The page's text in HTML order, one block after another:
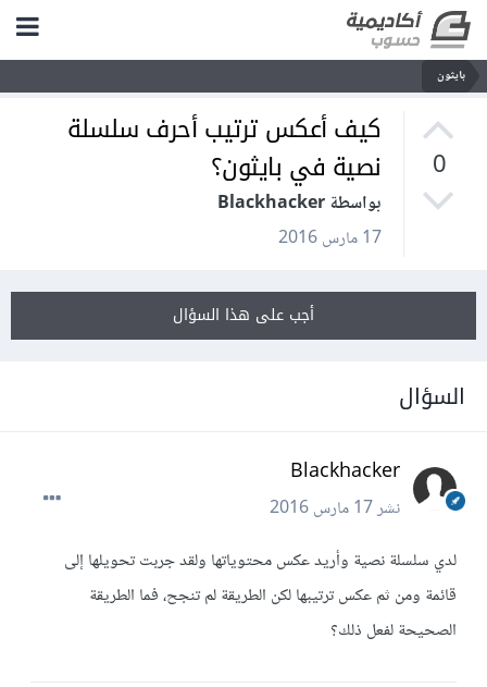
بايثون
0
كيف أعكس ترتيب أحرف سلسلة
نصية في بايثون؟
بواسطة Blackhacker
17 مارس 2016
أجب على هذا السؤال
السؤال
Blackhacker
نشر17 مارس 2016
لدي سلسلة نصية وأريد عكس محتوياتها ولقد جربت تحويلها إلى
قائمة ومن ثم عكس ترتيبها لكن الطريقة لم تنجح، فما الطريقة
الصحيحة لفعل ذلك؟